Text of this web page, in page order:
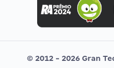
Editais publicados
© 2012 - 2026 Gran